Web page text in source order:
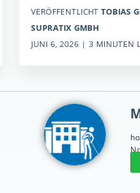
VERÖFFENTLICHT TOBIAS
SUPRATIX GMBH
JUNI 6, 2026 | 3 MINUTEN